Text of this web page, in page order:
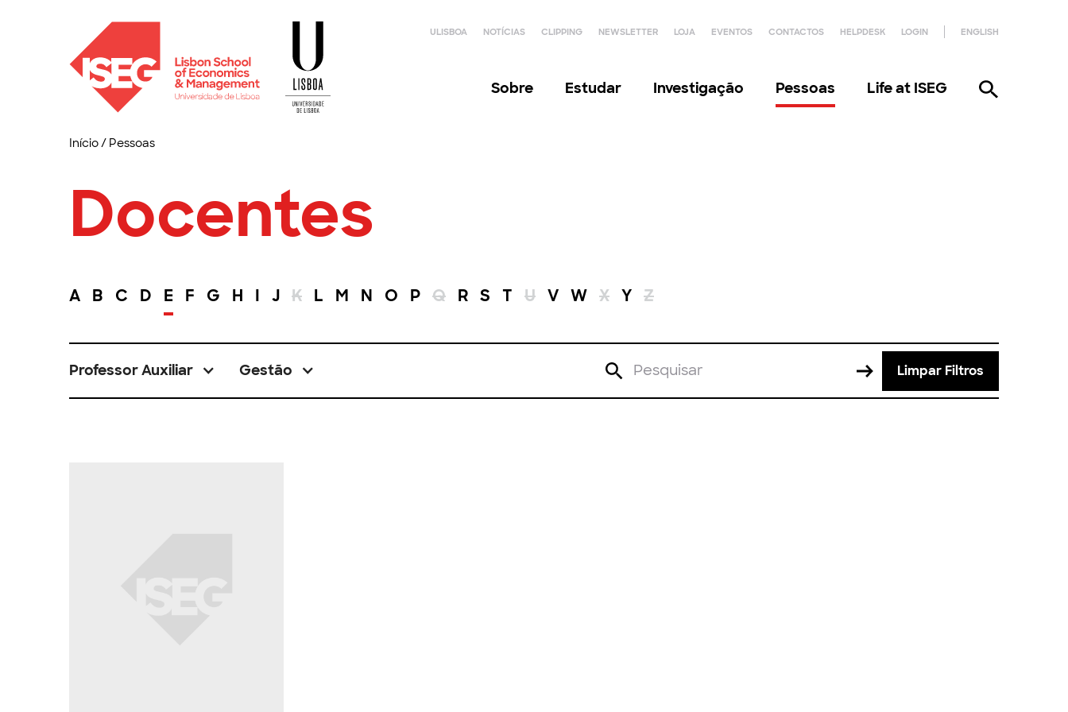
ULISBOA NOTÍCIAS CLIPPING NEWSLETTER LOJA EVENTOS CONTACTOS HELPDESK LOGIN ENGLISH
Sobre Estudar Investigação Pessoas Life at ISEG
Início/ Pessoas
Docentes
A B C D E F G H I J K L M N O P Q R S T U V W X Y Z
Professor Auxiliar Gestão Limpar Filtros